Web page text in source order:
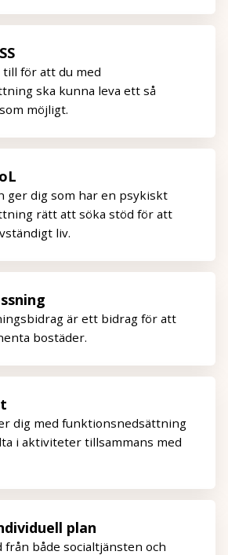
för att du med
ska kunna leva ett så
möjligt.
ger dig som har en psykiskt
rätt att söka stöd för att
liv.
är ett bidrag för att
bostäder.
dig med funktionsnedsättning
i aktiviteter tillsammans med
plan
från både socialtjänsten och